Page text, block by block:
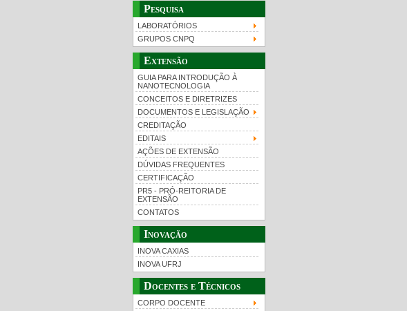
Pesquisa
LABORATÓRIOS
GRUPOS CNPQ
Extensão
GUIA PARA INTRODUÇÃO À
NANOTECNOLOGIA
CONCEITOS E DIRETRIZES
DOCUMENTOS E LEGISLAÇÃO
CREDITAÇÃO
EDITAIS
AÇÕES DE EXTENSÃO
DÚVIDAS FREQUENTES
CERTIFICAÇÃO
PR5 - PRÓ-REITORIA DE
EXTENSÃO
CONTATOS
Inovação
INOVA CAXIAS
INOVA UFRJ
Docentes e Técnicos
CORPO DOCENTE